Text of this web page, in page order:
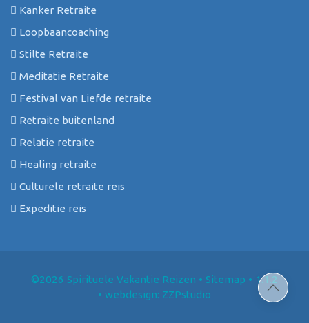
Kanker Retraite
Loopbaancoaching
Stilte Retraite
Meditatie Retraite
Festival van Liefde retraite
Retraite buitenland
Relatie retraite
Healing retraite
Culturele retraite reis
Expeditie reis
©2026 Spirituele Vakantie Reizen • Sitemap • 1.1.2
• webdesign: ZZPstudio